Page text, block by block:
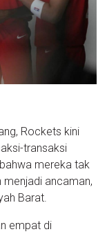
Rockets kini
transaksi
mereka tak
ancaman,
Barat.
empat di